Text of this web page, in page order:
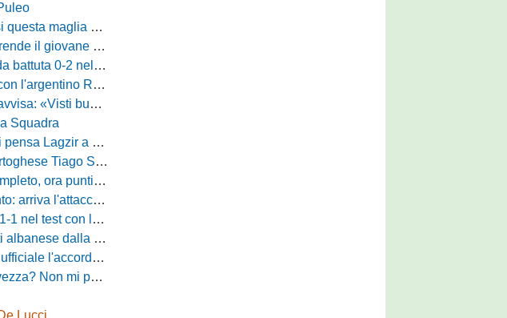
singolo giorno»
ex Monopoli
0-2 nella ripresa
Rotela
tanto da lavorare»
Squadra
l'Equipe Campania
Tiago Santos
esterni d'attacco»
Lucchesi
Primavera lagunare
dalla serie D
per l'attacco
più partite possibile»